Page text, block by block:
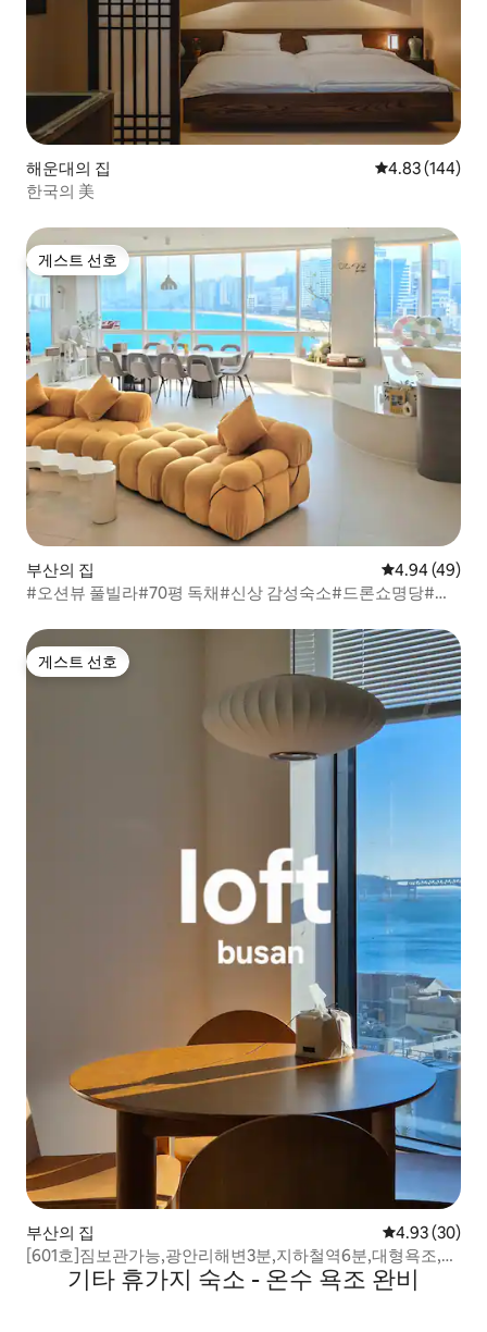
해운대의 집 평점 4.83점(5
4.83 (144)
한국의 美
게스트 선호
게스트 선호
부산의 집 평점 4.94점(5
4.94 (49)
#오션뷰 풀빌라#70평 독채#신상 감성숙소#드론쇼명당#노
게스트 선호
게스트 선호
부산의 집 평점 4.93점(5
4.93 (30)
[601호]짐보관가능,광안리해변3분,지하철역6분,대형욕조,침
실1개,침대2개,욕실2개
기타 휴가지 숙소 - 온수 욕조 완비